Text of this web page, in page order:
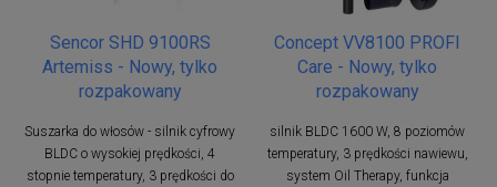
Sencor SHD 9100RS
Artemiss - Nowy, tylko
rozpakowany
Suszarka do włosów - silnik cyfrowy
BLDC o wysokiej prędkości, 4
stopnie temperatury, 3 prędkości do
Concept VV8100 PROFI
Care - Nowy, tylko
rozpakowany
silnik BLDC 1600 W, 8 poziomów
temperatury, 3 prędkości nawiewu,
system Oil Therapy, funkcja